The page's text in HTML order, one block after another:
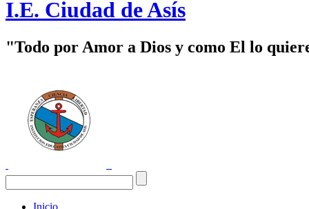
I.E. Ciudad de Asís
"Todo por Amor a Dios y como El lo
Inicio